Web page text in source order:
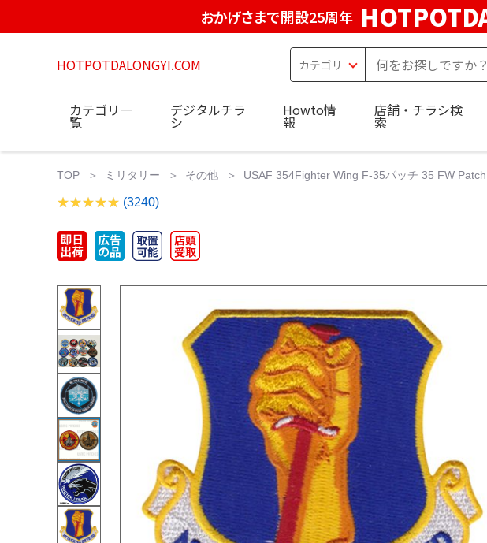
おかげさまで開設25周年
HOTPOTDALONGYI.COM
カテゴリ一
覧
デジタルチラ
シ
Howto情
報
店舗・チラシ検
索
TOP ミリタリー その他 USAF 354Fighter Wing F-35パッチ 35 FW
(3240)